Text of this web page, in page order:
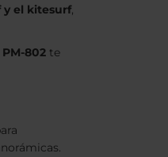
el kitesurf,
802 te